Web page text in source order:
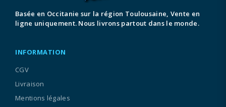
Basée en Occitanie sur la région Toulousaine, Vente en
ligne uniquement. Nous livrons partout dans le monde.
INFORMATION
CGV
Livraison
Mentions légales